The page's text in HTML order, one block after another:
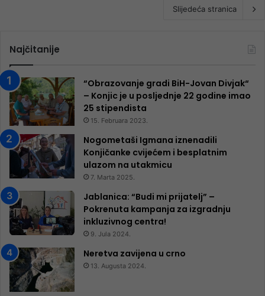
Slijedeća stranica
Najčitanije
“Obrazovanje gradi BiH-Jovan Divjak“
– Konjic je u posljednje 22 godine imao
25 ​​stipendista
15. Februara 2023.
Nogometaši Igmana iznenadili
Konjičanke cvijećem i besplatnim
ulazom na utakmicu
7. Marta 2025.
Jablanica: “Budi mi prijatelj” –
Pokrenuta kampanja za izgradnju
inkluzivnog centra!
9. Jula 2024.
Neretva zavijena u crno
13. Augusta 2024.